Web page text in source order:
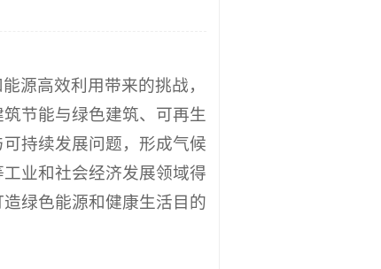
源高效利用带来的挑战，
节能与绿色建筑、可再生
持续发展问题，形成气候
业和社会经济发展领域得
绿色能源和健康生活目的